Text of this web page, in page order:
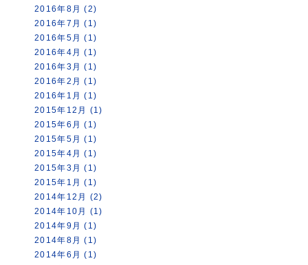
2016年8月 (2)
2016年7月 (1)
2016年5月 (1)
2016年4月 (1)
2016年3月 (1)
2016年2月 (1)
2016年1月 (1)
2015年12月 (1)
2015年6月 (1)
2015年5月 (1)
2015年4月 (1)
2015年3月 (1)
2015年1月 (1)
2014年12月 (2)
2014年10月 (1)
2014年9月 (1)
2014年8月 (1)
2014年6月 (1)